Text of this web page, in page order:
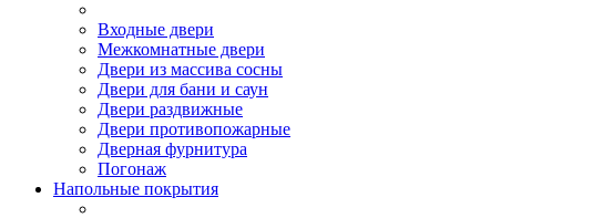
Входные двери
Межкомнатные двери
Двери из массива сосны
Двери для бани и саун
Двери раздвижные
Двери противопожарные
Дверная фурнитура
Погонаж
Напольные покрытия